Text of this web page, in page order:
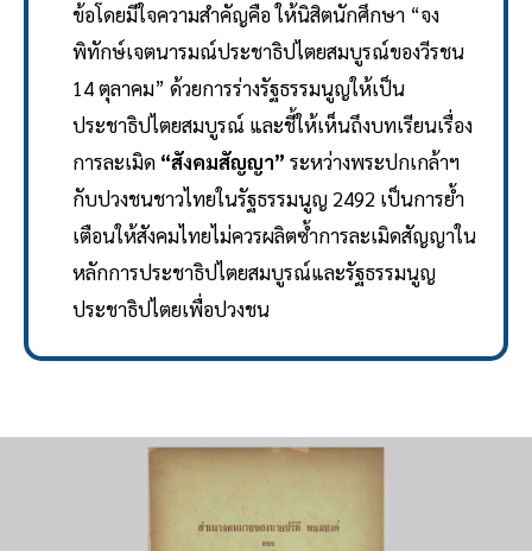
ข้อโดยมีใจความสำคัญคือ ให้นิสิตนักศึกษา “จง
พิทักษ์เจตนารมณ์ประชาธิปไตยสมบูรณ์ของวีรชน
14 ตุลาคม” ด้วยการร่างรัฐธรรมนูญให้เป็น
ประชาธิปไตยสมบูรณ์ และชี้ให้เห็นถึงบทเรียนเรื่อง
การละเมิด “สังคมสัญญา” ระหว่างพระปกเกล้าฯ
กับปวงชนชาวไทยในรัฐธรรมนูญ 2492 เป็นการย้ำ
เตือนให้สังคมไทยไม่ควรผลิตซ้ำการละเมิดสัญญาใน
หลักการประชาธิปไตยสมบูรณ์และรัฐธรรมนูญ
ประชาธิปไตยเพื่อปวงชน